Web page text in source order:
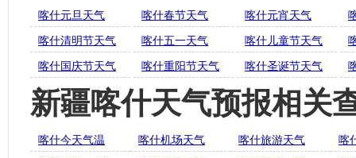
喀什元旦天气 喀什春节天气 喀什元宵天气
喀什清明节天气
喀什五一天气 喀什儿童节天气
喀什国庆节天气
喀什重阳节天气 喀什圣诞节天气
新疆喀什天气预报相关
喀什今天气温 喀什机场天气 喀什旅游天气
喀